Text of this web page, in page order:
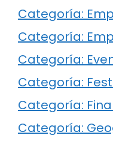
Categoría:
Categoría:
Categoría:
Categoría:
Categoría:
Categoría: